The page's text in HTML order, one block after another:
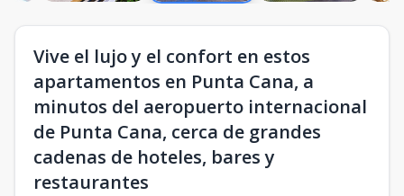
Vive el lujo y el confort en estos
apartamentos en Punta Cana, a
minutos del aeropuerto internacional
de Punta Cana, cerca de grandes
cadenas de hoteles, bares y
restaurantes